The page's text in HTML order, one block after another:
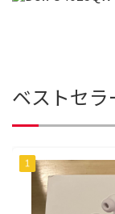
ベストセ